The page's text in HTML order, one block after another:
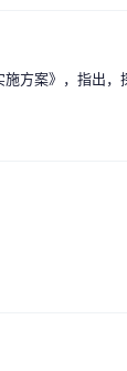
方案》，指出，